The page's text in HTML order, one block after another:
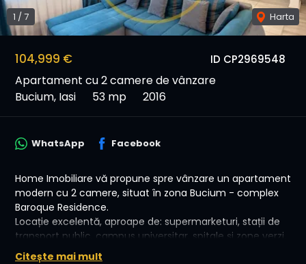
ID CP2969548
104,999 €
Apartament cu 2 camere de vânzare
Bucium, Iasi
53 mp 2016
1 /7 Harta
WhatsApp Facebook
Home Imobiliare vă propune spre vânzare un apartament
modern cu 2 camere, situat în zona Bucium - complex
Baroque Residence.
Locație excelentă, aproape de: supermarketuri, stații de
transport public, campus universitar, spitale și zone verzi,
într-o zonă liniștită, cu acces rapid la puncte de interes.
Citește mai mult